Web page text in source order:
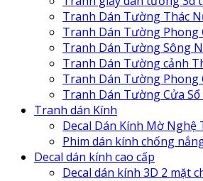
Tranh Dán Tường Thác
Tranh Dán Tường Phong
Tranh Dán Tường Sông
Tranh Dán Tường cảnh
Tranh Dán Tường Phong
Tranh Dán Tường Cửa Sổ
Tranh dán Kính
Decal Dán Kính Mờ Nghệ
Phim dán kính chống
Decal dán kính cao cấp
Decal dán kính 3D 2 mặt